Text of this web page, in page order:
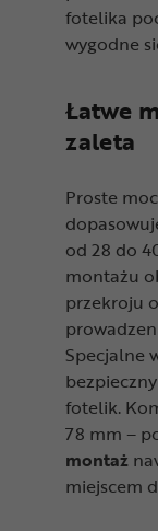
fotelika
wygodne
Łatwe
zaleta
Proste
od 28 do
montażu
przekroju
Specjalne
fotelik.
78 mm –
montaż
miejscem